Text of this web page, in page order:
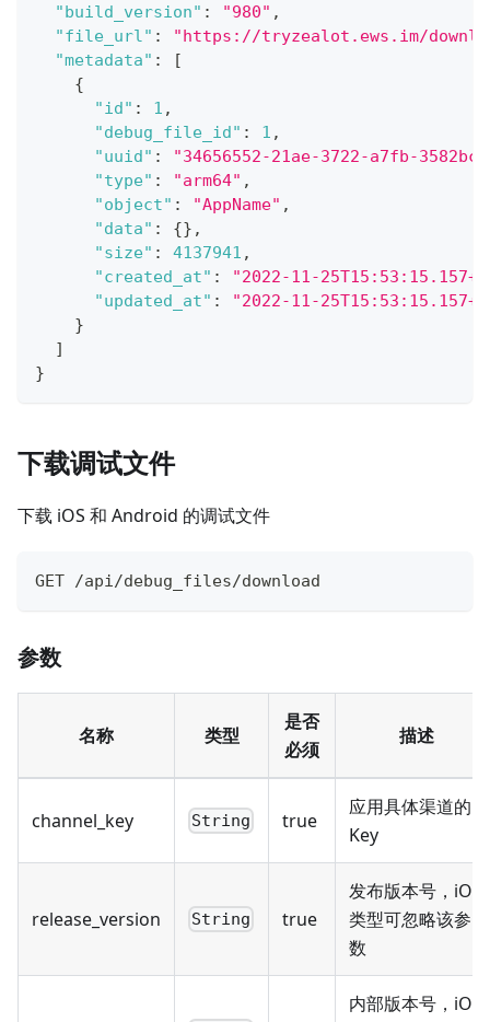
"build_version" : "980" ,
"file_url" :
"https://tryzealot.ews.im/
"metadata" :
[
{
"id" : 1 ,
"debug_file_id" : 1 ,
"uuid" :
"34656552-21ae-3722-a7fb-
"type" : "arm64" ,
"object" : "AppName" ,
"data" : {} ,
"size" : 4137941 ,
"created_at" :
"2022-11-
"updated_at" :
"2022-11-
}
]
}
下载调试文件
下载 iOS 和 Android 的调试文件
GET /api/debug_files/download
参数
名称 类型
是否
必须
描述
channel_key String true
应用具体渠道的
Key
release_version String true
发布版本号，iOS
类型可忽略该参
数
内部版本号，iOS